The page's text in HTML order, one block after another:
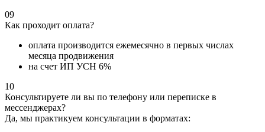
09
Как проходит оплата?
оплата производится ежемесячно в первых числах
месяца продвижения
на счет ИП УСН 6%
10
Консультируете ли вы по телефону или переписке в
мессенджерах?
Да, мы практикуем консультации в форматах: